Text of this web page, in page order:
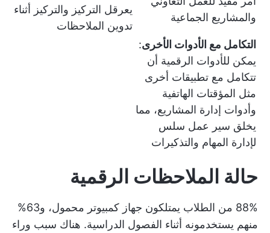
والمشاريع الجماعية
يعرقل التركيز والتركيز أثناء
تدوين الملاحظات
التكامل مع الأدوات الأخرى:
يمكن للأدوات الرقمية أن
تتكامل مع تطبيقات أخرى
مثل المؤقتات الهاتفية
وأدوات إدارة المشاريع، مما
يخلق سير عمل سلس
لإدارة المهام والتذكيرات
حالة الملاحظات الرقمية
88% من الطلاب يمتلكون جهاز كمبيوتر محمول، و63%
منهم يستخدمونه أثناء الفصول الدراسية. هناك سبب وراء